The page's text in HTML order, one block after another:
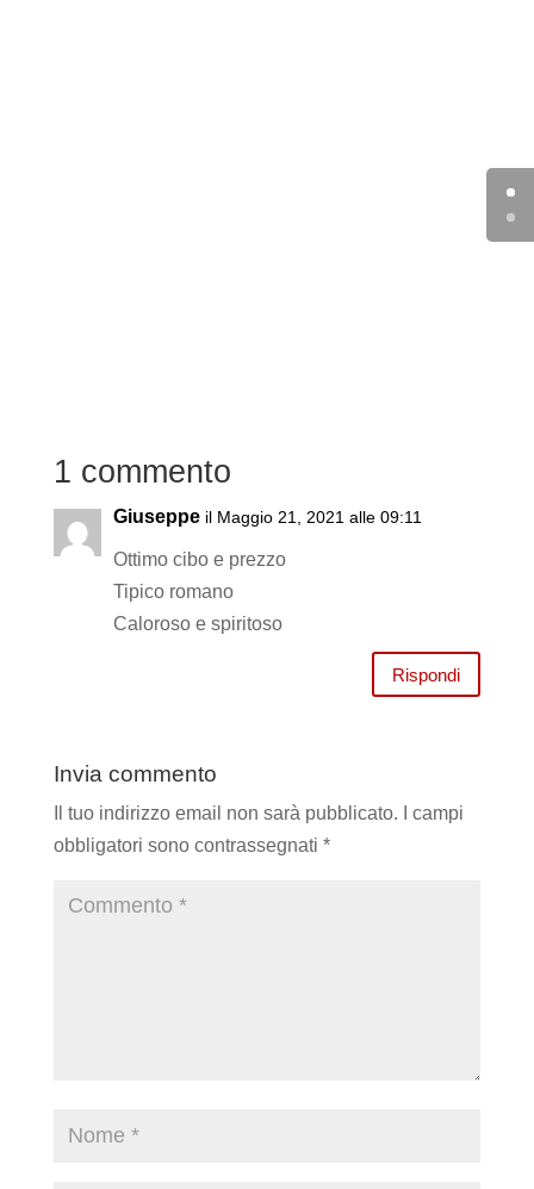
1 commento
Giuseppe il Maggio 21, 2021 alle 09:11
Ottimo cibo e prezzo
Tipico romano
Caloroso e spiritoso
Rispondi
Invia commento
Il tuo indirizzo email non sarà pubblicato.
I campi
obbligatori sono contrassegnati *